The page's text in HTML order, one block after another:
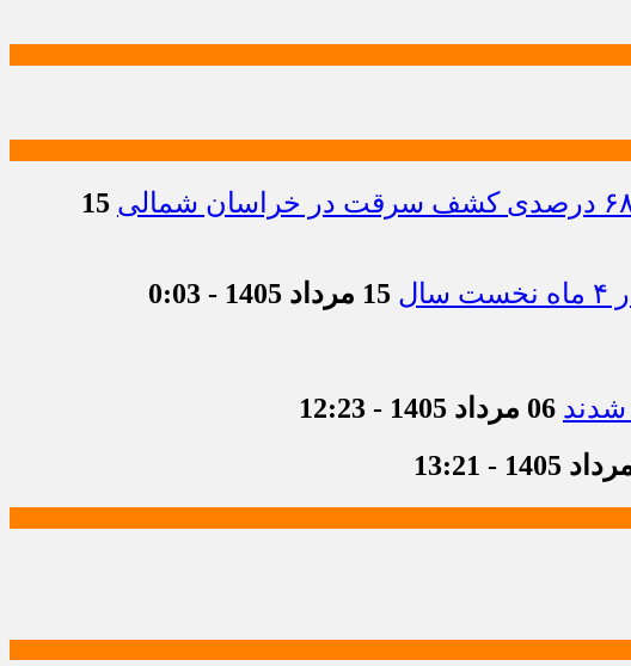
15
15 مرداد 1405 - 0:03
شدند 06 مرداد 1405 - 12:23